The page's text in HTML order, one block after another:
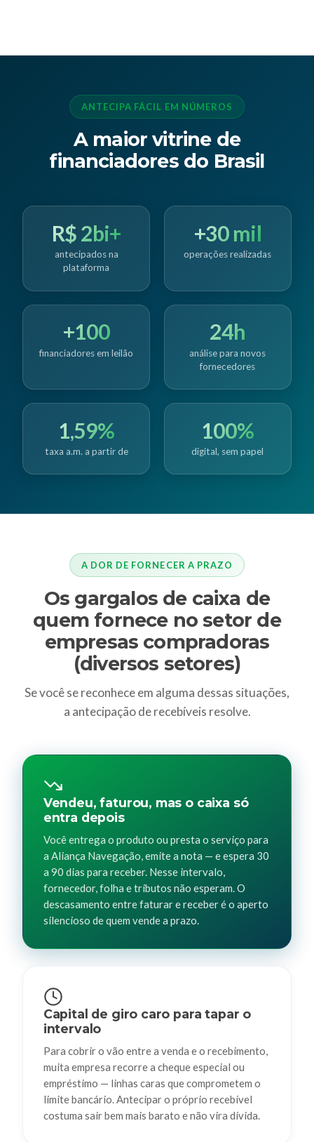
ANTECIPA FÁCIL EM NÚMEROS
A maior vitrine de
financiadores do Brasil
R$ 2bi+
antecipados na
plataforma
+30 mil
operações realizadas
+100
financiadores em leilão
24h
análise para novos
fornecedores
1,59%
taxa a.m. a partir de
100%
digital, sem papel
A DOR DE FORNECER A PRAZO
Os gargalos de caixa de
quem fornece no setor de
empresas compradoras
(diversos setores)
Se você se reconhece em alguma dessas situações,
a antecipação de recebíveis resolve.
Vendeu, faturou, mas o caixa só
entra depois
Você entrega o produto ou presta o serviço para
a Aliança Navegação, emite a nota — e espera 30
a 90 dias para receber. Nesse intervalo,
fornecedor, folha e tributos não esperam. O
descasamento entre faturar e receber é o aperto
silencioso de quem vende a prazo.
Capital de giro caro para tapar o
intervalo
Para cobrir o vão entre a venda e o recebimento,
muita empresa recorre a cheque especial ou
empréstimo — linhas caras que comprometem o
limite bancário. Antecipar o próprio recebível
costuma sair bem mais barato e não vira dívida.